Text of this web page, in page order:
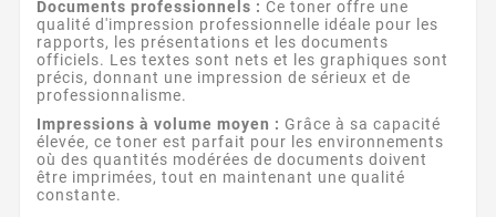
Documents professionnels : Ce toner offre une
qualité d'impression professionnelle idéale pour les
rapports, les présentations et les documents
officiels. Les textes sont nets et les graphiques sont
précis, donnant une impression de sérieux et de
professionnalisme.
Impressions à volume moyen : Grâce à sa capacité
élevée, ce toner est parfait pour les environnements
où des quantités modérées de documents doivent
être imprimées, tout en maintenant une qualité
constante.